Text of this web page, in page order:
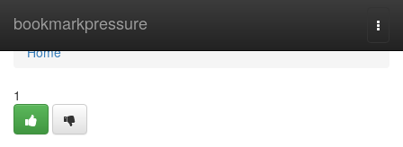
bookmarkpressure
Home
Home
1